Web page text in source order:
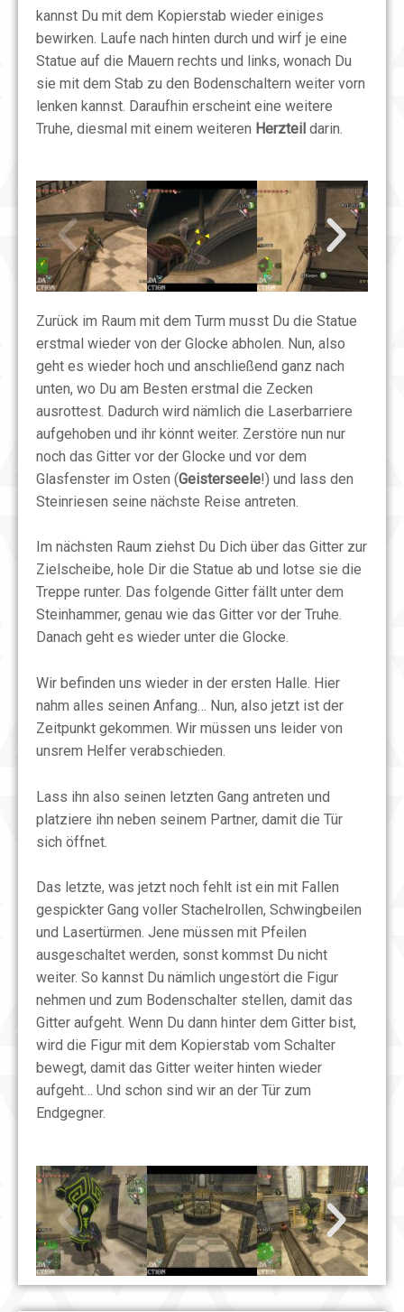
kannst Du mit dem Kopierstab wieder einiges
bewirken. Laufe nach hinten durch und wirf je eine
Statue auf die Mauern rechts und links, wonach Du
sie mit dem Stab zu den Bodenschaltern weiter vorn
lenken kannst. Daraufhin erscheint eine weitere
Truhe, diesmal mit einem weiteren Herzteil darin.
Zurück im Raum mit dem Turm musst Du die Statue
erstmal wieder von der Glocke abholen. Nun, also
geht es wieder hoch und anschließend ganz nach
unten, wo Du am Besten erstmal die Zecken
ausrottest. Dadurch wird nämlich die Laserbarriere
aufgehoben und ihr könnt weiter. Zerstöre nun nur
noch das Gitter vor der Glocke und vor dem
Glasfenster im Osten (Geisterseele!) und lass den
Steinriesen seine nächste Reise antreten.
Im nächsten Raum ziehst Du Dich über das Gitter zur
Zielscheibe, hole Dir die Statue ab und lotse sie die
Treppe runter. Das folgende Gitter fällt unter dem
Steinhammer, genau wie das Gitter vor der Truhe.
Danach geht es wieder unter die Glocke.
Wir befinden uns wieder in der ersten Halle. Hier
nahm alles seinen Anfang… Nun, also jetzt ist der
Zeitpunkt gekommen. Wir müssen uns leider von
unsrem Helfer verabschieden.
Lass ihn also seinen letzten Gang antreten und
platziere ihn neben seinem Partner, damit die Tür
sich öffnet.
Das letzte, was jetzt noch fehlt ist ein mit Fallen
gespickter Gang voller Stachelrollen, Schwingbeilen
und Lasertürmen. Jene müssen mit Pfeilen
ausgeschaltet werden, sonst kommst Du nicht
weiter. So kannst Du nämlich ungestört die Figur
nehmen und zum Bodenschalter stellen, damit das
Gitter aufgeht. Wenn Du dann hinter dem Gitter bist,
wird die Figur mit dem Kopierstab vom Schalter
bewegt, damit das Gitter weiter hinten wieder
aufgeht… Und schon sind wir an der Tür zum
Endgegner.